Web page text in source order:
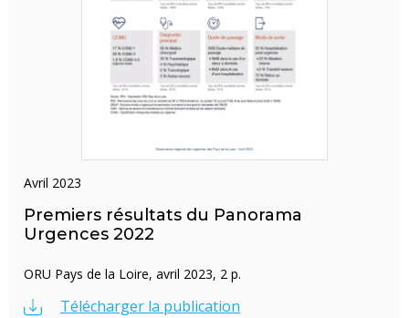
avril 2023
Premiers résultats du Panorama
Urgences 2022
ORU Pays de la Loire, avril 2023, 2 p.
Télécharger la publication